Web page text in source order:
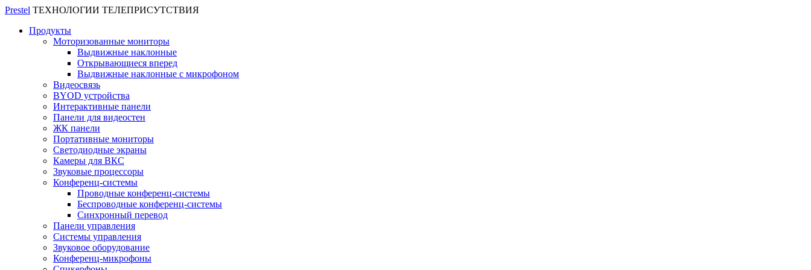
Prestel ТЕХНОЛОГИИ ТЕЛЕПРИСУТСТВИЯ
Продукты
Моторизованные мониторы
Выдвижные наклонные
Открывающиеся вперед
Выдвижные наклонные с микрофоном
Видеосвязь
BYOD устройства
Интерактивные панели
Панели для видеостен
ЖК панели
Портативные мониторы
Светодиодные экраны
Камеры для ВКС
Звуковые процессоры
Конференц-системы
Проводные конференц-системы
Беспроводные конференц-системы
Синхронный перевод
Панели управления
Системы управления
Звуковое оборудование
Конференц-микрофоны